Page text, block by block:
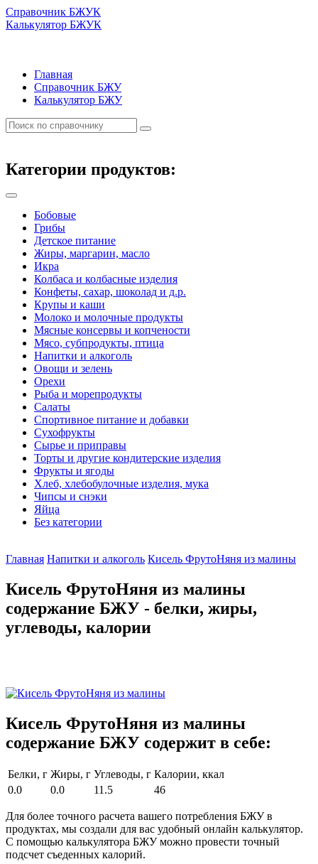
Справочник БЖУК
Калькулятор БЖУК
Главная
Справочник БЖУ
Калькулятор БЖУ
Категории продуктов:
Бобовые
Грибы
Детское питание
Жиры, маргарин, масло
Икра
Колбаса и колбасные изделия
Конфеты, сахар, шоколад и д.р.
Крупы и каши
Молоко и молочные продукты
Мясные консервы и копчености
Мясо, субпродукты, птица
Напитки и алкоголь
Овощи и зелень
Орехи
Рыба и морепродукты
Салаты
Спортивное питание и добавки
Сухофрукты
Сырье и приправы
Торты и другие кондитерские изделия
Фрукты и ягоды
Хлеб, хлебобулочные изделия, мука
Чипсы и снэки
Яйца
Без категории
Главная Напитки и алкоголь Кисель ФрутоНяня из малины
Кисель ФрутоНяня из малины
содержание БЖУ - белки, жиры,
углеводы, калории
Кисель ФрутоНяня из малины
содержание БЖУ содержит в себе:
Белки, г Жиры, г Углеводы, г Калории, ккал
0.0
0.0 11.5 46
Для более точного расчета вашего потребления БЖУ в
продуктах, мы создали для вас удобный онлайн калькулятор.
С помощью калькулятора БЖУ можно провести точный
подсчет съеденных калорий.